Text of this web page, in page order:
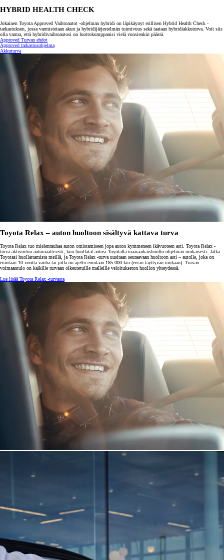
HYBRID HEALTH CHECK
Jokainen Toyota Approved Vaihtoautot -ohjelman hybridi on läpikäynyt erillisen Hybrid Health Check -
tarkastuksen, jossa varmistetaan akun ja hybridijärjestelmän toimivuus sekä taataan hybridiakkuturva. Voit siis
olla varma, että hybridivaihtoautosi on luottokumppanisi vielä vuosienkin päästä.
Approved Turvan ehdot
Approved tarkastusohjelma
Akkuturva
Toyota Relax – auton huoltoon sisältyvä kattava turva
Toyota Relax tuo mielenrauhaa auton omistamiseen jopa auton kymmeneen ikävuoteen asti. Toyota Relax -
turva aktivoituu automaattisesti, kun huollatat autosi Toyotalla määräaikaishuolto-ohjelman mukaisesti. Jatka
Toyotasi huollattamista meillä, ja Toyota Relax -turva uusitaan seuraavaan huoltoon asti – autolle, joka on
enintään 10 vuotta vanha tai jolla on ajettu enintään 185 000 km (ensin täyttyvän mukaan). Turvan
voimaantulo on kaikille turvaan oikeutetuille malleille veloitukseton huollon yhteydessä.
Lue lisää Toyota Relax -turvasta